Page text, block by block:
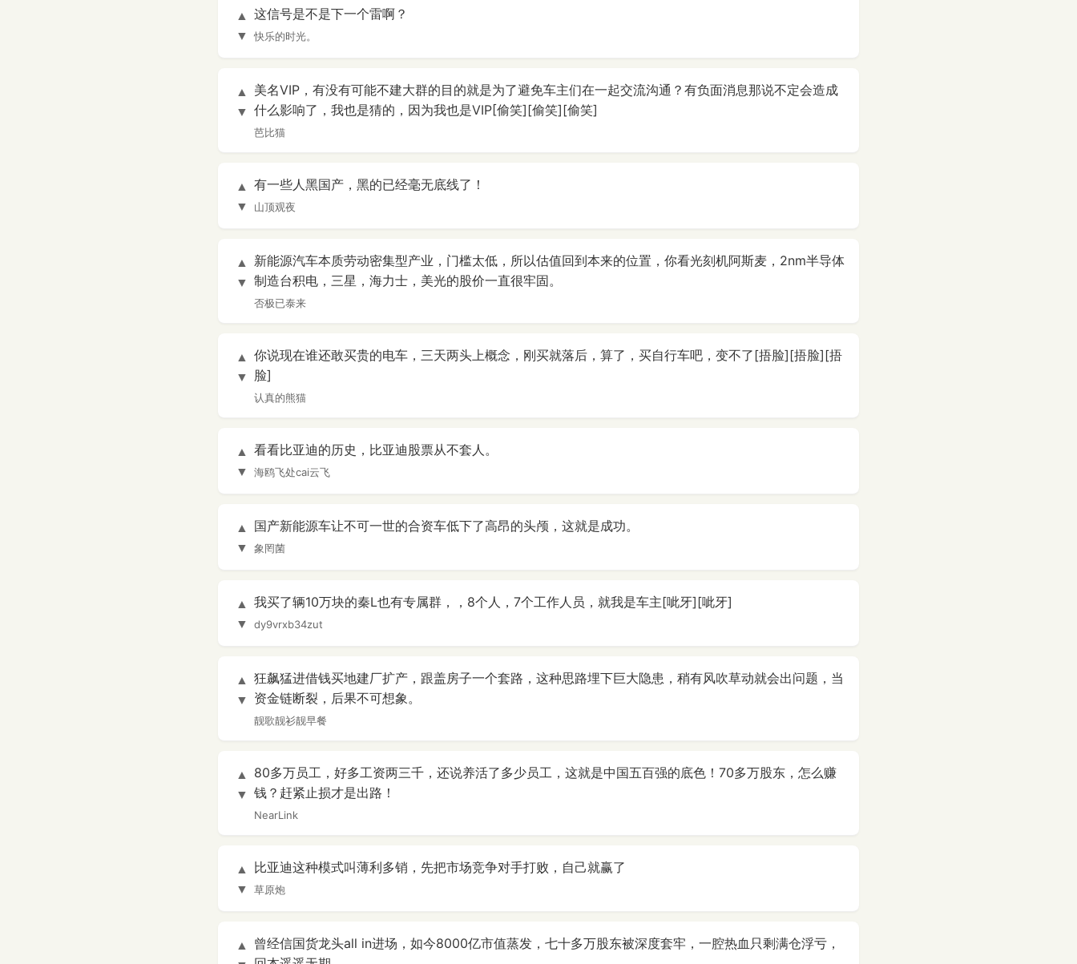
▲
▼
这信号是不是下一个雷啊？
快乐的时光。
▲
▼
美名VIP，有没有可能不建大群的目的就是为了避免车主们在一起交流沟通？有负面消息那说不定会造成
什么影响了，我也是猜的，因为我也是VIP[偷笑][偷笑][偷笑]
芭比猫
▲
▼
有一些人黑国产，黑的已经毫无底线了！
山顶观夜
▲
▼
新能源汽车本质劳动密集型产业，门槛太低，所以估值回到本来的位置，你看光刻机阿斯麦，2nm半导体
制造台积电，三星，海力士，美光的股价一直很牢固。
否极已泰来
▲
▼
你说现在谁还敢买贵的电车，三天两头上概念，刚买就落后，算了，买自行车吧，变不了[捂脸][捂脸][捂
脸]
认真的熊猫
▲
▼
看看比亚迪的历史，比亚迪股票从不套人。
海鸥飞处cai云飞
▲
▼
国产新能源车让不可一世的合资车低下了高昂的头颅，这就是成功。
象罔菌
▲
▼
我买了辆10万块的秦L也有专属群，，8个人，7个工作人员，就我是车主[呲牙][呲牙]
dy9vrxb34zut
▲
▼
狂飙猛进借钱买地建厂扩产，跟盖房子一个套路，这种思路埋下巨大隐患，稍有风吹草动就会出问题，当
资金链断裂，后果不可想象。
靓歌靓衫靓早餐
▲
▼
80多万员工，好多工资两三千，还说养活了多少员工，这就是中国五百强的底色！70多万股东，怎么赚
钱？赶紧止损才是出路！
NearLink
▲
▼
比亚迪这种模式叫薄利多销，先把市场竞争对手打败，自己就赢了
草原炮
▲
曾经信国货龙头all in进场，如今8000亿市值蒸发，七十多万股东被深度套牢，一腔热血只剩满仓浮亏，